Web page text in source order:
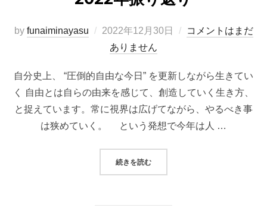
by funaiminayasu
投
稿
2022年12月30日
コメントはまだ
ありません
自分史上、 “圧倒的自由な今日” を更新しながら生きてい
く 自由とは自らの由来を感じて、創造していく生き方、
と捉えています。常に視界は広げてながら、やるべき事
は狭めていく。 という発想で今年は人 …
続きを読む“2022年振り返り”